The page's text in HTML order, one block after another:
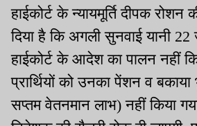
हाईकोर्ट के न्यायमूर्ति दीपक रोशन
दिया है कि अगली सुनवाई यानी
हाईकोर्ट के आदेश का पालन नहीं
प्रार्थियों को उनका पेंशन व
सप्तम वेतनमान लाभ) नहीं किया